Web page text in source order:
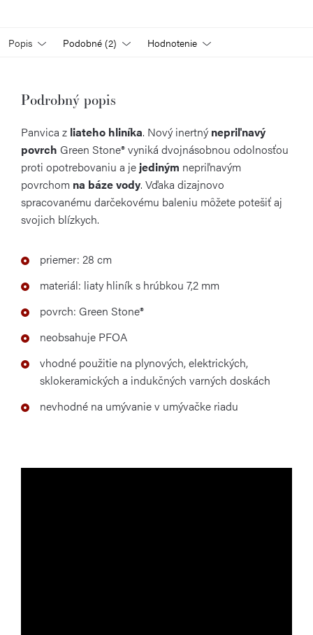
Popis Podobné (2) Hodnotenie
Podrobný popis
Panvica z liateho hliníka. Nový inertný nepriľnavý
povrch Green Stone® vyniká dvojnásobnou odolnosťou
proti opotrebovaniu a je jediným nepriľnavým
povrchom na báze vody. Vďaka dizajnovo
spracovanému darčekovému baleniu môžete potešiť aj
svojich blízkych.
priemer: 28 cm
materiál: liaty hliník s hrúbkou 7,2 mm
povrch: Green Stone®
neobsahuje PFOA
vhodné použitie na plynových, elektrických,
sklokeramických a indukčných varných doskách
nevhodné na umývanie v umývačke riadu